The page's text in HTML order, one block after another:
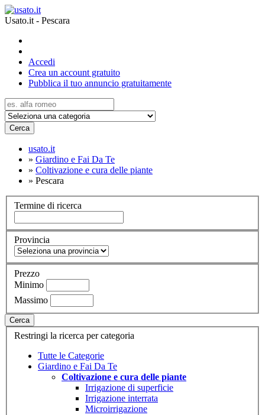
Usato.it - Pescara
Accedi
Crea un account gratuito
Pubblica il tuo annuncio gratuitamente
Cerca
usato.it
» Giardino e Fai Da Te
» Coltivazione e cura delle piante
» Pescara
Termine di ricerca
Provincia
Prezzo
Minimo
Massimo
Cerca
Restringi la ricerca per categoria
Tutte le Categorie
Giardino e Fai Da Te
Coltivazione e cura delle piante
Irrigazione di superficie
Irrigazione interrata
Microirrigazione